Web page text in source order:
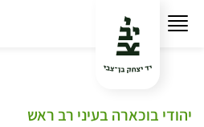
יהודי בוכארה בעיני רב ראש